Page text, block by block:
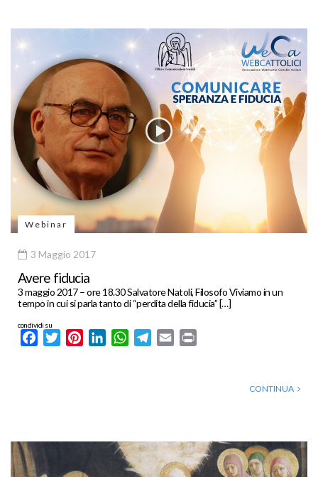
Webinar
3 Maggio 2017
Avere fiducia
3 maggio 2017 – ore 18.30 Salvatore Natoli, Filosofo Viviamo in un
tempo in cui si parla tanto di “perdita della fiducia” […]
condividi su
FacebookTwitterPinterestLinkedInWhatsApp
Telegram
Email
CONTINUA